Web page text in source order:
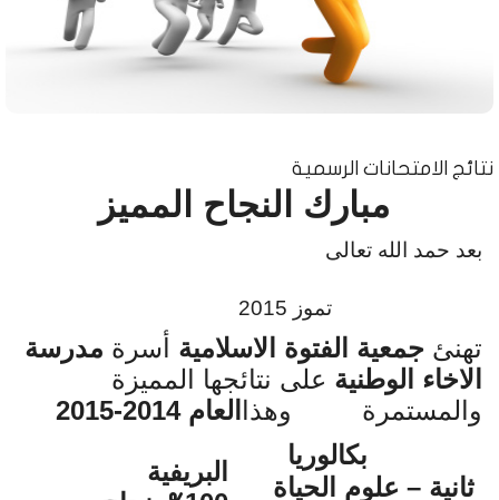
نتائج الامتحانات الرسمية
مبارك النجاح المميز
بعد حمد الله تعالى
تموز 2015
تهنئ جمعية الفتوة الاسلامية أسرة مدرسة
الاخاء الوطنية على نتائجها المميزة
والمستمرة
وهذا العام 2014- 2015
البريفية
بكالوريا
ثانية – علوم الحياة